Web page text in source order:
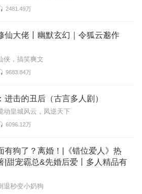
2481.49万
仙大佬丨幽默玄幻｜令狐云邈作
侠，搞笑爽文
9683.84万
进击的丑后（古言多人剧）
动皇城风云，凤逆天下
6096.12万
有狗了？离婚！|《错位爱人》热
|甜宠霸总&先婚后爱丨多人精品有
退秒变小奶狗